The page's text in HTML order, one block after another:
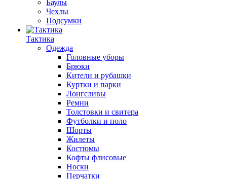
Баулы
Чехлы
Подсумки
Тактика
Одежда
Головные уборы
Брюки
Кители и рубашки
Куртки и парки
Лонгсливы
Ремни
Толстовки и свитера
Футболки и поло
Шорты
Жилеты
Костюмы
Кофты флисовые
Носки
Перчатки